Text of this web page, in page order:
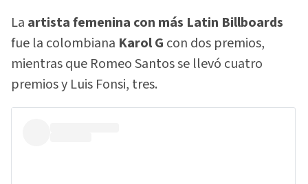
La artista femenina con más Latin Billboards
fue la colombiana Karol G con dos premios,
mientras que Romeo Santos se llevó cuatro
premios y Luis Fonsi, tres.